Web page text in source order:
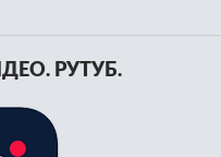
РУТУБ.